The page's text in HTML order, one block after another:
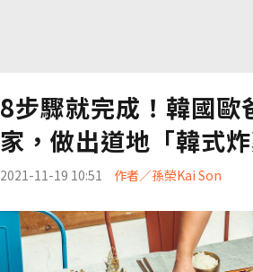
8步驟就完成！韓國歐
家，做出道地「韓式炸
2021-11-19 10:51 作者／孫榮Kai Son